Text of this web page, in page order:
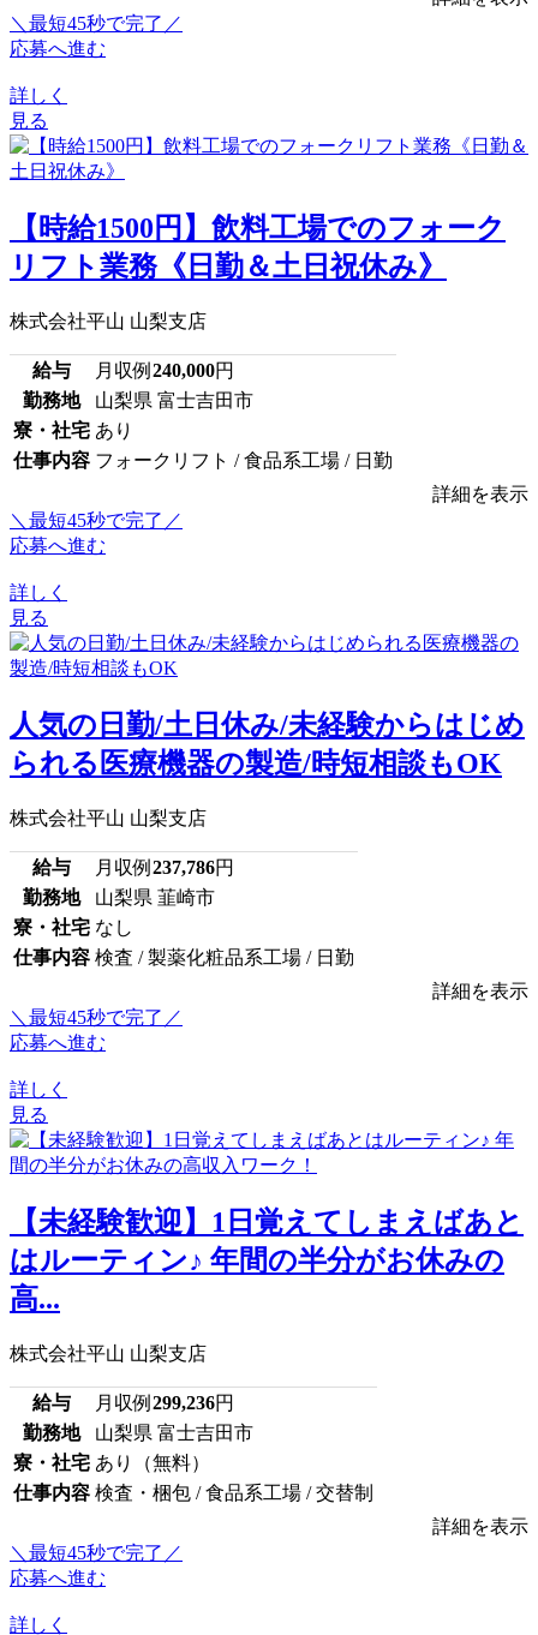
＼最短45秒で完了／
応募へ進む
詳しく
見る
【時給1500円】飲料工場でのフォーク
リフト業務《日勤＆土日祝休み》
株式会社平山 山梨支店
給与 月収例 240,000円
勤務地
山梨県 富士吉田市
寮・社宅 あり
仕事内容 フォークリフト / 食品系工場 / 日勤
詳細を表示
＼最短45秒で完了／
応募へ進む
詳しく
見る
人気の日勤/土日休み/未経験からはじめ
られる医療機器の製造/時短相談もOK
株式会社平山 山梨支店
給与 月収例 237,786円
勤務地
山梨県 韮崎市
寮・社宅 なし
仕事内容 検査 / 製薬化粧品系工場 / 日勤
詳細を表示
＼最短45秒で完了／
応募へ進む
詳しく
見る
【未経験歓迎】1日覚えてしまえばあと
はルーティン♪ 年間の半分がお休みの
高...
株式会社平山 山梨支店
給与 月収例 299,236円
勤務地
山梨県 富士吉田市
寮・社宅 あり（無料）
仕事内容 検査・梱包 / 食品系工場 / 交替制
詳細を表示
＼最短45秒で完了／
応募へ進む
詳しく